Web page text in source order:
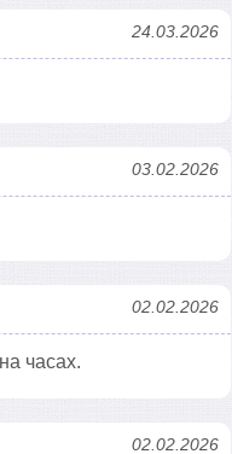
24.03.2026
03.02.2026
02.02.2026
часах.
02.02.2026